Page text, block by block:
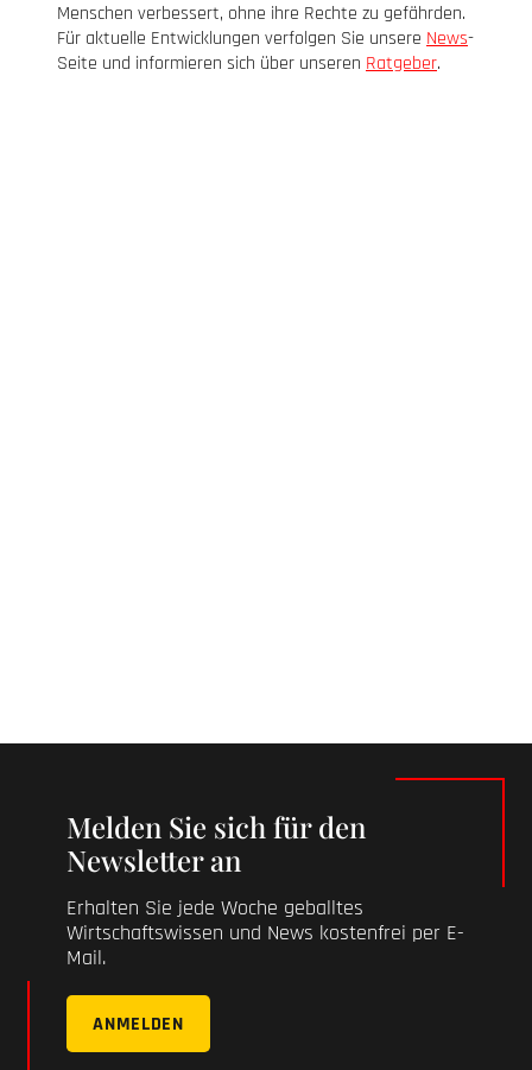
Menschen verbessert, ohne ihre Rechte zu gefährden.
Für aktuelle Entwicklungen verfolgen Sie unsere News-
Seite und informieren sich über unseren Ratgeber.
Melden Sie sich für den
Newsletter an
Erhalten Sie jede Woche geballtes
Wirtschaftswissen und News kostenfrei per E-
Mail.
ANMELDEN